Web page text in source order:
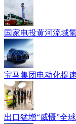
国家电投黄河流域
宝马集团电动化提
出口猛增“威慑”全